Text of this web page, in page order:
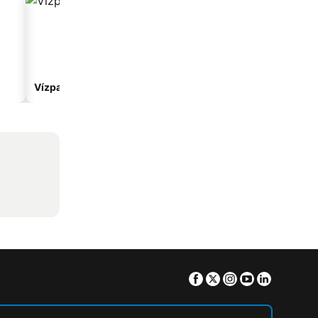
Vízparti hotelek
Facebook
TwitterInstagram
Youtube